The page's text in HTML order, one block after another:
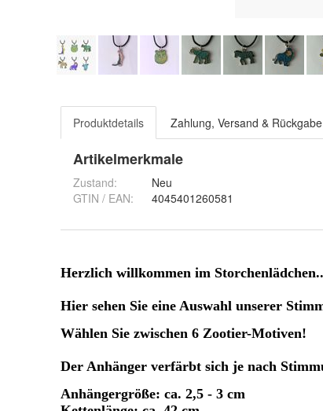
Produktdetails Zahlung, Versand & Rückgabe
Artikelmerkmale
Zustand:
Neu
GTIN / EAN:
4045401260581